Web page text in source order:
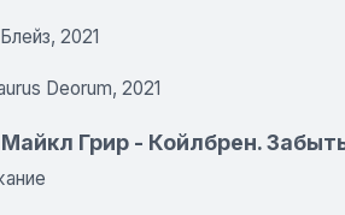
2021
Deorum, 2021
Грир - Койлбрен.